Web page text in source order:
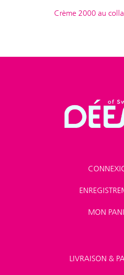
Crème 2000 au
MON
LIVRAISON &